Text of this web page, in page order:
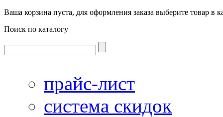
Ваша корзина пуста, для оформления заказа выберите товар в
Поиск по каталогу
прайс-лист
система скидок